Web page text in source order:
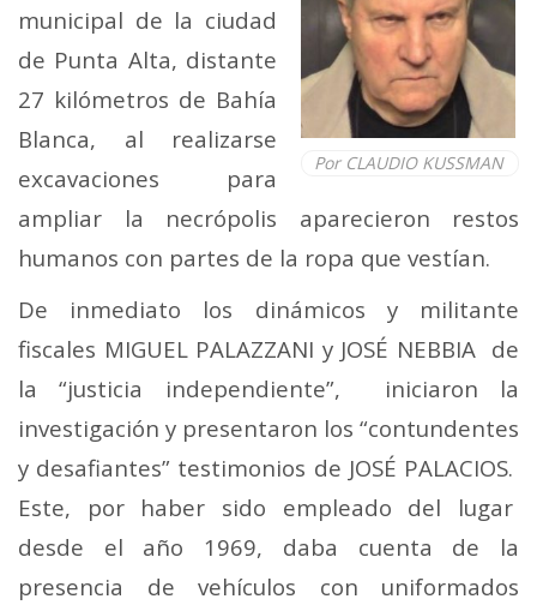
Por CLAUDIO KUSSMAN
municipal de la ciudad
de Punta Alta, distante
27 kilómetros de Bahía
Blanca, al realizarse
excavaciones para
ampliar la necrópolis aparecieron restos
humanos con partes de la ropa que vestían.
De inmediato los dinámicos y militante
fiscales MIGUEL PALAZZANI y JOSÉ NEBBIA de
la “justicia independiente”, iniciaron la
investigación y presentaron los “contundentes
y desafiantes” testimonios de JOSÉ PALACIOS.
Este, por haber sido empleado del lugar
desde el año 1969, daba cuenta de la
presencia de vehículos con uniformados